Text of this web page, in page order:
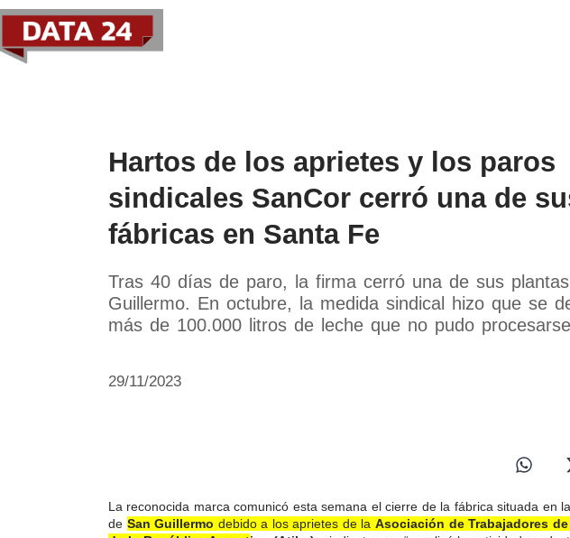
Hartos de los aprietes y los paros
sindicales SanCor cerró una de
fábricas en Santa Fe
Tras 40 días de paro, la firma cerró una de sus
Guillermo. En octubre, la medida sindical hizo que se
más de 100.000 litros de leche que no pudo
29/11/2023
La reconocida marca comunicó esta semana el cierre de la fábrica situada en
de San Guillermo debido a los aprietes de la Asociación de Trabajadores